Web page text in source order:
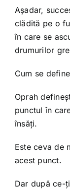
Așadar,
clădită pe o
în care se
drumurilor
Cum se
Oprah
punctul în
însăți.
Este ceva de
acest punct.
Dar după ce-